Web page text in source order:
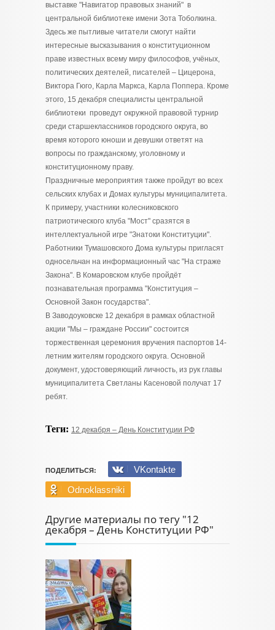
выставке "Навигатор правовых знаний" в
центральной библиотеке имени Зота Тоболкина.
Здесь же пытливые читатели смогут найти
интересные высказывания о конституционном
праве известных всему миру философов, учёных,
политических деятелей, писателей – Цицерона,
Виктора Гюго, Карла Маркса, Карла Поппера. Кроме
этого, 15 декабря специалисты центральной
библиотеки проведут окружной правовой турнир
среди старшеклассников городского округа, во
время которого юноши и девушки ответят на
вопросы по гражданскому, уголовному и
конституционному праву.
Праздничные мероприятия также пройдут во всех
сельских клубах и Домах культуры муниципалитета.
К примеру, участники колесниковского
патриотического клуба "Мост" сразятся в
интеллектуальной игре "Знатоки Конституции".
Работники Тумашовского Дома культуры пригласят
односельчан на информационный час "На страже
Закона". В Комаровском клубе пройдёт
познавательная программа "Конституция –
Основной Закон государства".
В Заводоуковске 12 декабря в рамках областной
акции "Мы – граждане России" состоится
торжественная церемония вручения паспортов 14-
летним жителям городского округа. Основной
документ, удостоверяющий личность, из рук главы
муниципалитета Светланы Касеновой получат 17
ребят.
Теги: 12 декабря – День Конституции РФ
ПОДЕЛИТЬСЯ:
VKontakte
Odnoklassniki
Другие материалы по тегу "12
декабря – День Конституции РФ"